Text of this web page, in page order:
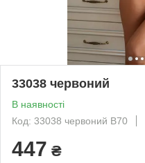
33038 червоний
В наявності
Код: 33038 червоний B70
447 ₴